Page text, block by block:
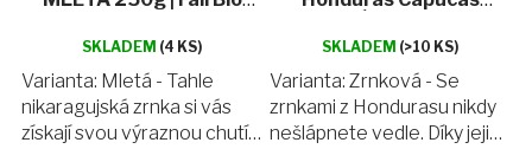
SKLADEM (4 KS)
Varianta: Mletá - Tahle
nikaragujská zrnka si vás
získají svou výraznou chutí a
pražírna
hodnocení
produktu
je
5,0
z
SKLADEM (>10 KS)
Varianta: Zrnková - Se
zrnkami z Hondurasu nikdy
nešlápnete vedle. Díky jejich